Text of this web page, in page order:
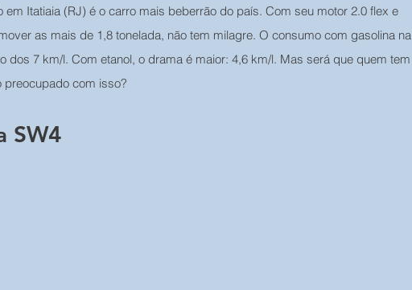
em Itatiaia (RJ) é o carro mais beberrão do país. Com seu motor 2.0 flex e
as mais de 1,8 tonelada, não tem milagre. O consumo com gasolina na
dos 7 km/l. Com etanol, o drama é maior: 4,6 km/l. Mas será que quem tem
preocupado com isso?
SW4